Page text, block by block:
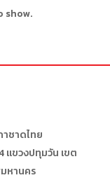
show.
ชาดไทย
แขวงปทุมวัน เขต
หานคร